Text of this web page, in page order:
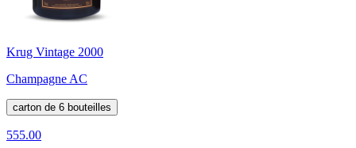
Krug Vintage 2000
Champagne AC
carton de 6 bouteilles
555.00